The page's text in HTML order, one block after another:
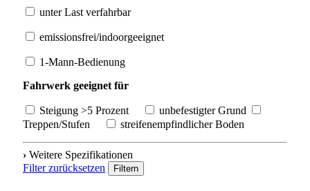
unter Last verfahrbar
emissionsfrei/indoorgeeignet
1-Mann-Bedienung
Fahrwerk geeignet für
Steigung >5 Prozent
unbefestigter Grund
Treppen/Stufen
streifenempfindlicher Boden
› Weitere Spezifikationen
Filter zurücksetzen
Filtern